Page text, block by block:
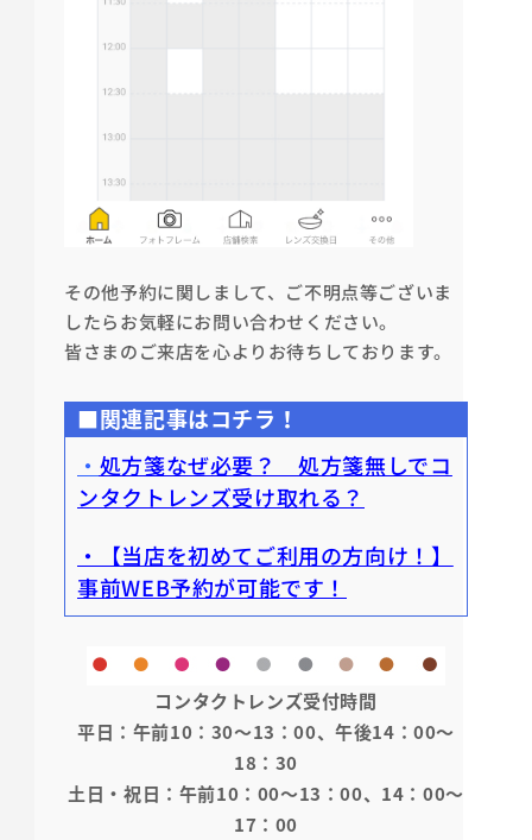
その他予約に関しまして、ご不明点等ございま
したらお気軽にお問い合わせください。
皆さまのご来店を心よりお待ちしております。
■関連記事はコチラ！
・ 処方箋なぜ必要？ 処方箋無しでコ
ンタクトレンズ受け取れる？
・【当店を初めてご利用の方向け！】
事前WEB予約が可能です！
コンタクトレンズ受付時間
平日：午前10：30～13：00、午後14：00～
18：30
土日・祝日：午前10：00～13：00、14：00～
17：00